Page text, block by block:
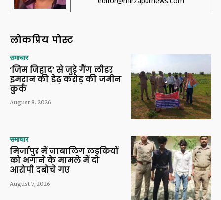
लोकप्रिय पोस्ट
समाचार
‘जिम जिहाद’ से जुड़े गैंग लीडर
इमरान की डेढ़ करोड़ की जमीन
कुर्क
August 8, 2026
समाचार
मिर्जापुर में नाबालिग लड़कियों
को भगाने के मामले में दो
आरोपी दबोचे गए
August 7, 2026